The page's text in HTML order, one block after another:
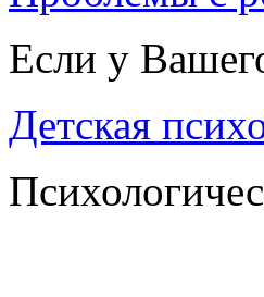
Если у
Детская